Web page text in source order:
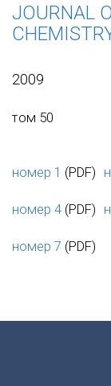
JOURNAL
2009
том 50
номер 1 (PDF)
номер 4 (PDF)
номер 7 (PDF)